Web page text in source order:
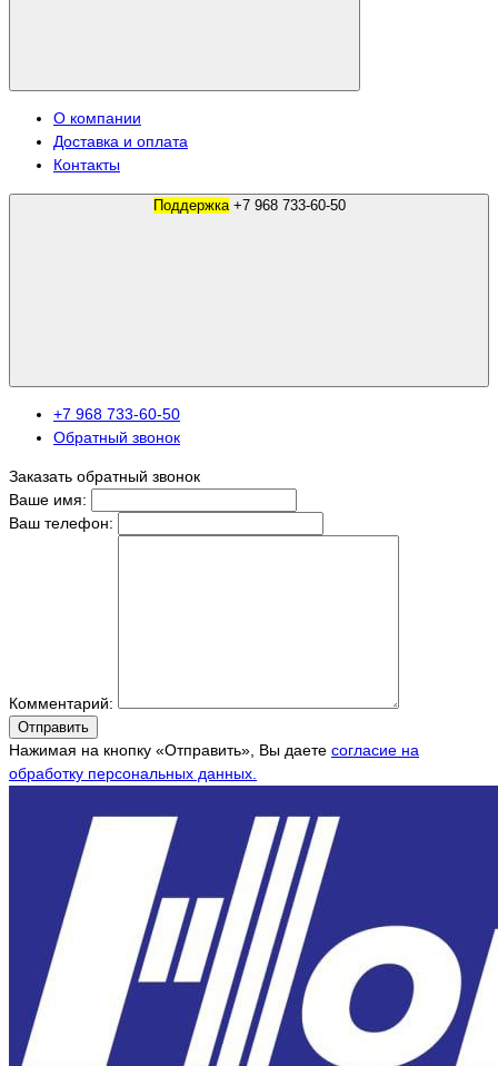
О компании
Доставка и оплата
Контакты
Поддержка +7 968 733-60-50
+7 968 733-60-50
Обратный звонок
Заказать обратный звонок
Ваше имя:
Ваш телефон:
Комментарий:
Отправить
Нажимая на кнопку «Отправить», Вы даете согласие на
обработку персональных данных.